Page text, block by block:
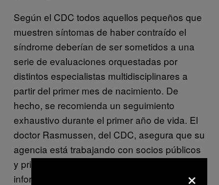
Según el CDC todos aquellos pequeños que
muestren síntomas de haber contraído el
síndrome deberían de ser sometidos a una
serie de evaluaciones orquestadas por
distintos especialistas multidisciplinares a
partir del primer mes de nacimiento. De
hecho, se recomienda un seguimiento
exhaustivo durante el primer año de vida. El
doctor Rasmussen, del CDC, asegura que su
agencia está trabajando con socios públicos
y privados para garantizar que se divulgue la
información que permita ejecutar el listado de
×